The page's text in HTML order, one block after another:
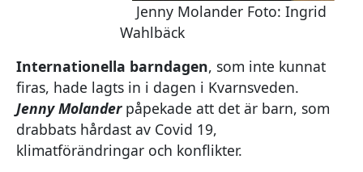
Jenny Molander Foto: Ingrid
Wahlbäck
Internationella barndagen, som inte kunnat
firas, hade lagts in i dagen i Kvarnsveden.
Jenny Molanderpåpekade att det är barn, som
drabbats hårdast av Covid 19,
klimatförändringar och konflikter.